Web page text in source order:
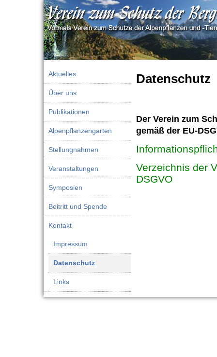
Aktuelles
Über uns
Publikationen
Alpenpflanzengarten
Stellungnahmen
Veranstaltungen
Symposien
Beitritt und Spende
Kontakt
Impressum
Datenschutz
Links
Datenschutz
Der Verein zum
gemäß der EU-
Verzeichnis der
DSGVO